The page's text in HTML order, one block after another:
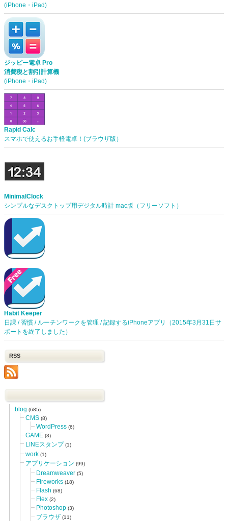
(iPhone・iPad)
ジッピー電卓 Pro
消費税と割引計算機
(iPhone・iPad)
Rapid Calc
スマホで使えるお手軽電卓！(ブラウザ版）
MinimalClock
シンプルなデスクトップ用デジタル時計 mac版（フリーソフト）
Habit Keeper
日課 / 習慣 / ルーチンワークを管理 / 記録するiPhoneアプリ（2015年3月31日サ
ポートを終了しました）
RSS
blog (685)
CMS (8)
WordPress (6)
GAME (3)
LINEスタンプ (1)
work (1)
アプリケーション (99)
Dreamweaver (5)
Fireworks (18)
Flash (68)
Flex (2)
Photoshop (3)
ブラウザ (11)